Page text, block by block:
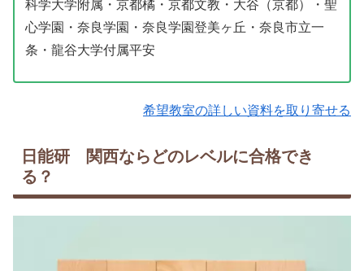
科学大学附属・京都橘・京都文教・大谷（京都）・聖
心学園・奈良学園・奈良学園登美ヶ丘・奈良市立一
条・龍谷大学付属平安
希望教室の詳しい資料を取り寄せる
日能研 関西ならどのレベルに合格でき
る？